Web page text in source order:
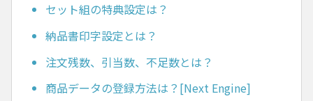
セット組の特典設定は？
納品書印字設定とは？
注文残数、引当数、不足数とは？
商品データの登録方法は？[Next Engine]